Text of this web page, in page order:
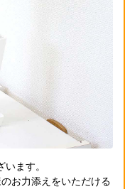
ます。
お力添えをいただける